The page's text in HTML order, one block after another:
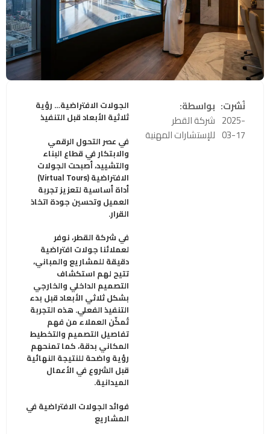
نُشرت:
2025-
03-17
بواسطة:
شركة القطر
للإستشارات المهنية
الجولات الافتراضية… رؤية
ثلاثية الأبعاد قبل التنفيذ
في عصر التحول الرقمي
والابتكار في قطاع البناء
والتشييد، أصبحت الجولات
الافتراضية(Virtual Tours)
أداة أساسية لتعزيز تجربة
العميل وتحسين جودة اتخاذ
القرار.
في شركة القطر، نوفر
لعملائنا جولات افتراضية
دقيقة للمشاريع والمباني،
تتيح لهم استكشاف
التصميم الداخلي والخارجي
بشكل ثلاثي الأبعاد قبل بدء
التنفيذ الفعلي. هذه التجربة
تُمكّن العملاء من فهم
تفاصيل التصميم والتخطيط
المكاني بدقة، كما تمنحهم
رؤية واضحة للنتيجة النهائية
قبل الشروع في الأعمال
الميدانية.
فوائد الجولات الافتراضية في
المشاريع